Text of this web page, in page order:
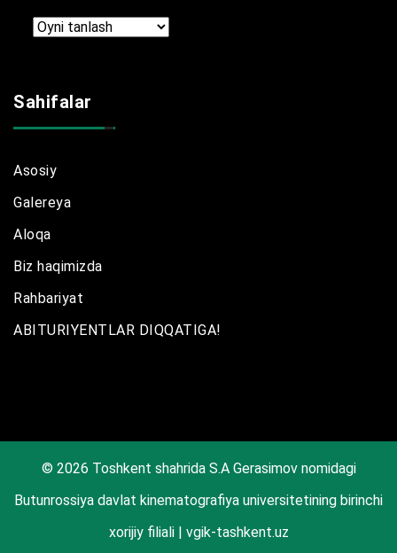
Arxir
Sahifalar
Asosiy
Galereya
Aloqa
Biz haqimizda
Rahbariyat
ABITURIYENTLAR DIQQATIGA!
© 2026 Toshkent shahrida S.A Gerasimov nomidagi
Butunrossiya davlat kinematografiya universitetining birinchi
xorijiy filiali | vgik-tashkent.uz